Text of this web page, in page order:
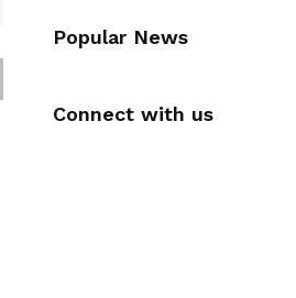
Popular News
Connect with us